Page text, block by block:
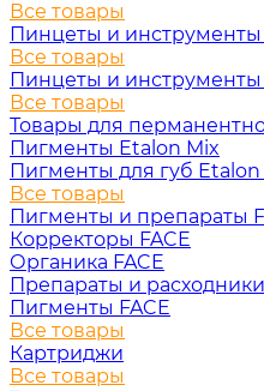
Все товары
Пинцеты и
Все товары
Пинцеты и инструменты
Все товары
Товары для
Пигменты Etalon Mix
Пигменты для губ Etalon
Все товары
Пигменты и препараты
Корректоры FACE
Органика FACE
Препараты и расходники
Пигменты FACE
Все товары
Картриджи
Все товары